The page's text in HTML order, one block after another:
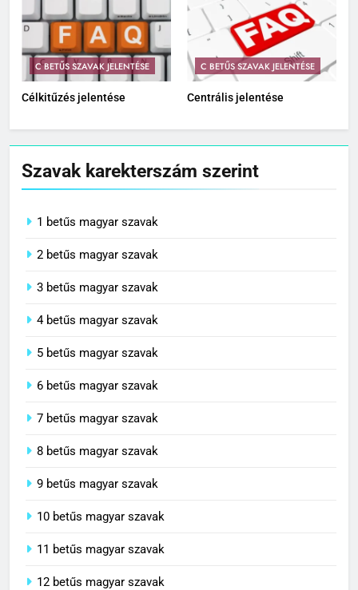
C BETŰS SZAVAK JELENTÉSE
Célkitűzés jelentése
C BETŰS SZAVAK JELENTÉSE
Centrális jelentése
Szavak karekterszám szerint
1 betűs magyar szavak
2 betűs magyar szavak
3 betűs magyar szavak
4 betűs magyar szavak
5 betűs magyar szavak
6 betűs magyar szavak
7 betűs magyar szavak
8 betűs magyar szavak
9 betűs magyar szavak
10 betűs magyar szavak
11 betűs magyar szavak
12 betűs magyar szavak